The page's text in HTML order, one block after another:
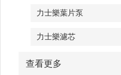
力士樂葉片泵
力士樂濾芯
查看更多